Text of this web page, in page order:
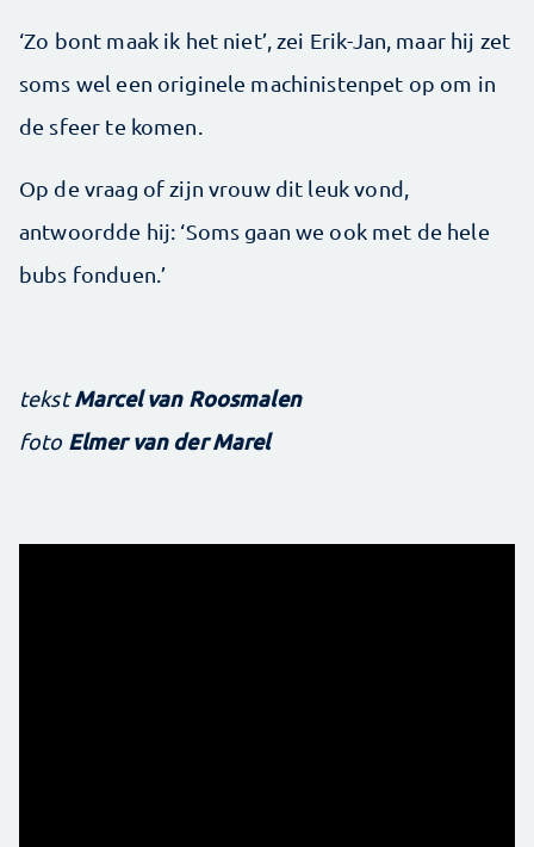
‘Zo bont maak ik het niet’, zei Erik­-Jan, maar hij zet
soms wel een originele machinistenpet op om in
de sfeer te komen.
Op de vraag of zijn vrouw dit leuk vond,
antwoordde hij: ‘Soms gaan we ook met de hele
bubs fonduen.’
tekstMarcel van Roosmalen
foto Elmer van der Marel